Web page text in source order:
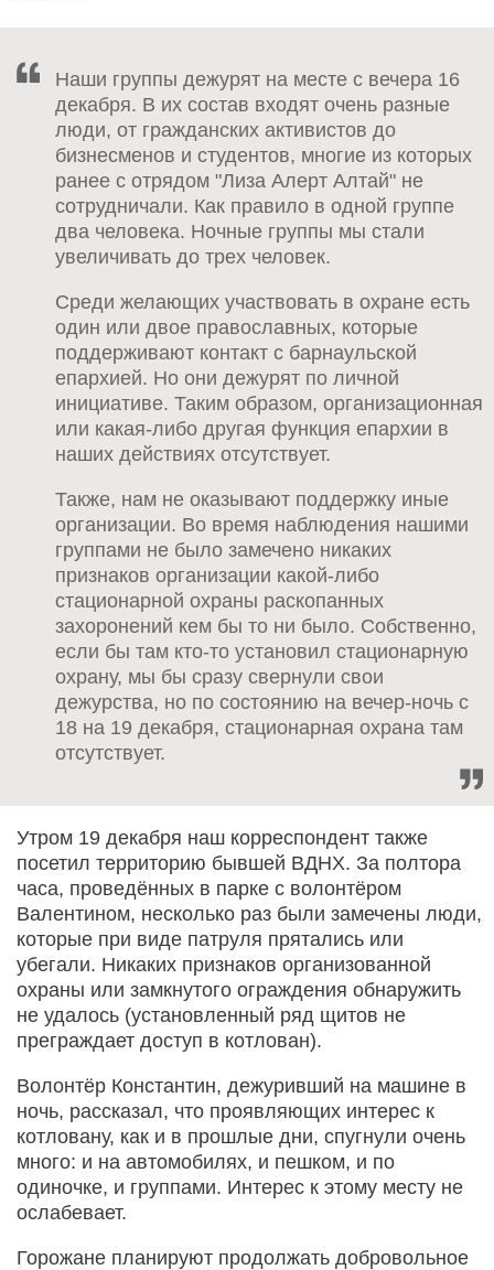
Наши группы дежурят на месте с вечера 16
декабря. В их состав входят очень разные
люди, от гражданских активистов до
бизнесменов и студентов, многие из которых
ранее с отрядом "Лиза Алерт Алтай" не
сотрудничали. Как правило в одной группе
два человека. Ночные группы мы стали
увеличивать до трех человек.
Среди желающих участвовать в охране есть
один или двое православных, которые
поддерживают контакт с барнаульской
епархией. Но они дежурят по личной
инициативе. Таким образом, организационная
или какая-либо другая функция епархии в
наших действиях отсутствует.
Также, нам не оказывают поддержку иные
организации. Во время наблюдения нашими
группами не было замечено никаких
признаков организации какой-либо
стационарной охраны раскопанных
захоронений кем бы то ни было. Собственно,
если бы там кто-то установил стационарную
охрану, мы бы сразу свернули свои
дежурства, но по состоянию на вечер-ночь с
18 на 19 декабря, стационарная охрана там
отсутствует.
Утром 19 декабря наш корреспондент также
посетил территорию бывшей ВДНХ. За полтора
часа, проведённых в парке с волонтёром
Валентином, несколько раз были замечены люди,
которые при виде патруля прятались или
убегали. Никаких признаков организованной
охраны или замкнутого ограждения обнаружить
не удалось (установленный ряд щитов не
преграждает доступ в котлован).
Волонтёр Константин, дежуривший на машине в
ночь, рассказал, что проявляющих интерес к
котловану, как и в прошлые дни, спугнули очень
много: и на автомобилях, и пешком, и по
одиночке, и группами. Интерес к этому месту не
ослабевает.
Горожане планируют продолжать добровольное